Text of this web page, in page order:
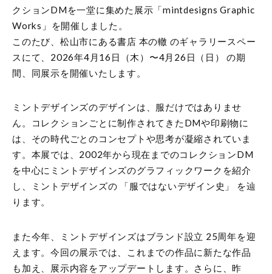
クションDMを一堂に集めた展示「mintdesigns Graphic
Works」を開催しました。
このたび、松山市にある書店 本の轍 のギャラリースペー
スにて、2026年4月16日（木）〜4月26日（日） の期
間、同展示を開催いたします。
ミントデザインズのデザインは、服だけではありませ
ん。コレクションごとに制作されてきたDMや印刷物に
は、その時代ごとのコンセプトや思考が凝縮されていま
す。本展では、2002年から現在までのコレクションDM
を中心にミントデザインズのグラフィックワークを紹介
し、ミントデザインズの 「服ではないデザイン史」 を辿
ります。
また今年、ミントデザインズはブランド設立 25周年を迎
えます。今回の展示では、これまでの作品に新たな作品
も加え、展示内容をアップデートします。さらに、昨